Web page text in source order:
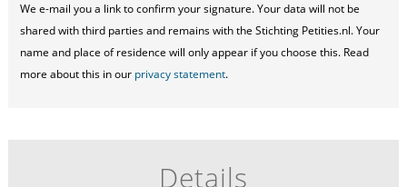
We e-mail you a link to confirm your signature. Your data will not be
shared with third parties and remains with the Stichting Petities.nl. Your
name and place of residence will only appear if you choose this. Read
more about this in our privacy statement.
Details